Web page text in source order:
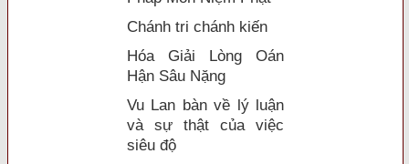
Chánh tri chánh kiến
Hóa Giải Lòng Oán
Hận Sâu Nặng
Vu Lan bàn về lý luận
và sự thật của việc
siêu độ